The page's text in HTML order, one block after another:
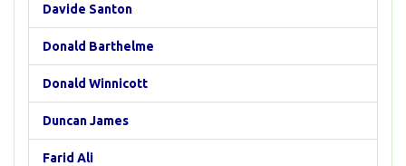
Davide Santon
Donald Barthelme
Donald Winnicott
Duncan James
Farid Ali